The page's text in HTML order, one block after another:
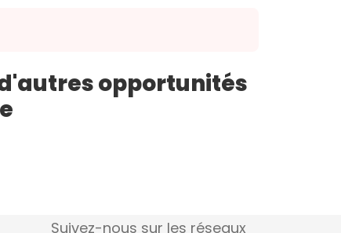
opportunités
Suivez-nous sur les réseaux